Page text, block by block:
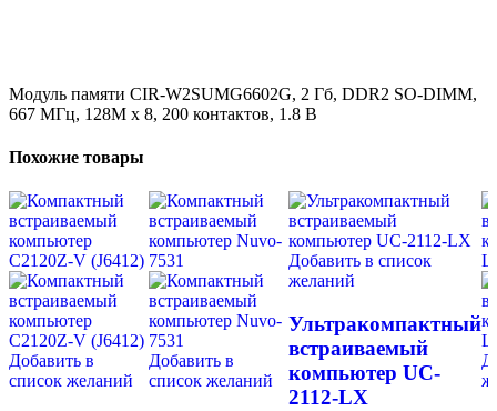
Модуль памяти CIR-W2SUMG6602G, 2 Гб, DDR2 SO-DIMM,
667 МГц, 128M x 8, 200 контактов, 1.8 В
Похожие товары
Добавить в
список желаний
Добавить в
список желаний
Добавить в список
желаний
Ультракомпактный
встраиваемый
компьютер UC-
2112-LX